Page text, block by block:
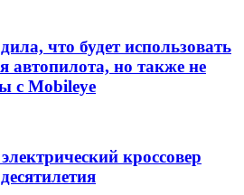
что будет использовать
автопилота, но также не
с Mobileye
кроссовер